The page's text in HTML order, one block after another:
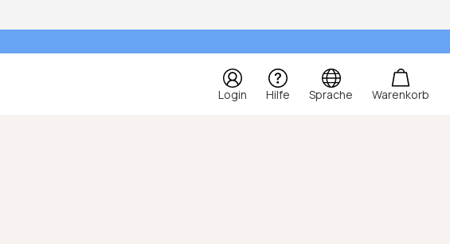
Login Hilfe Sprache Warenkorb